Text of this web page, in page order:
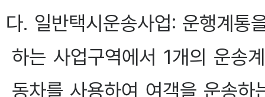
다. 일반택시운송사업: 운행계통
하는 사업구역에서 1개의 운송
동차를 사용하여 여객을 운송